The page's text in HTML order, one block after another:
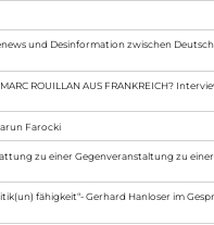
und Desinformation zwischen
MARC ROUILLAN AUS FRANKREICH?
Farocki
zu einer Gegenveranstaltung zu
fähigkeit“- Gerhard Hanloser im